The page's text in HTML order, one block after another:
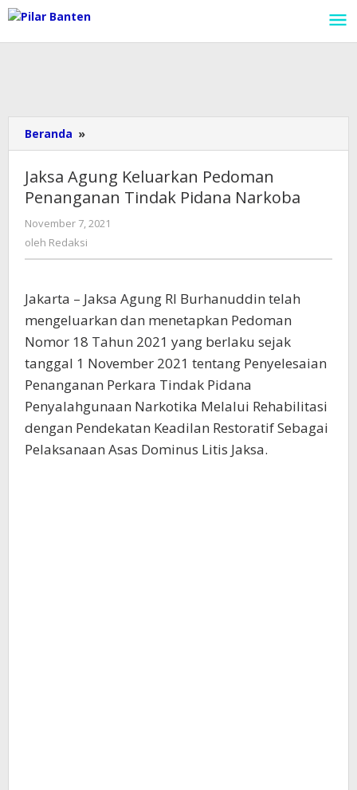
Lewati
ke
konten
Beranda »
Agung
Keluarkan
Pedoman
Penanganan
Tindak
Jaksa Agung Keluarkan Pedoman
Penanganan Tindak Pidana Narkoba
November 7, 2021
oleh Redaksi
Jakarta – Jaksa Agung RI Burhanuddin telah
mengeluarkan dan menetapkan Pedoman
Nomor 18 Tahun 2021 yang berlaku sejak
tanggal 1 November 2021 tentang Penyelesaian
Penanganan Perkara Tindak Pidana
Penyalahgunaan Narkotika Melalui Rehabilitasi
dengan Pendekatan Keadilan Restoratif Sebagai
Pelaksanaan Asas Dominus Litis Jaksa.